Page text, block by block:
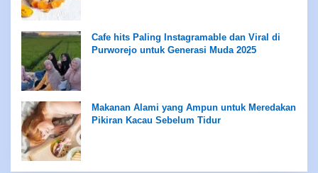
Cafe hits Paling Instagramable dan Viral di
Purworejo untuk Generasi Muda 2025
Makanan Alami yang Ampun untuk Meredakan
Pikiran Kacau Sebelum Tidur